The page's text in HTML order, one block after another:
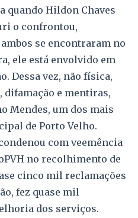
quando Hildon Chaves
o confrontou,
se encontraram no
ele está envolvido em
Dessa vez, não física,
difamação e mentiras,
Mendes, um dos mais
de Porto Velho.
com veemência
no recolhimento de
cinco mil reclamações
fez quase mil
dos serviços.